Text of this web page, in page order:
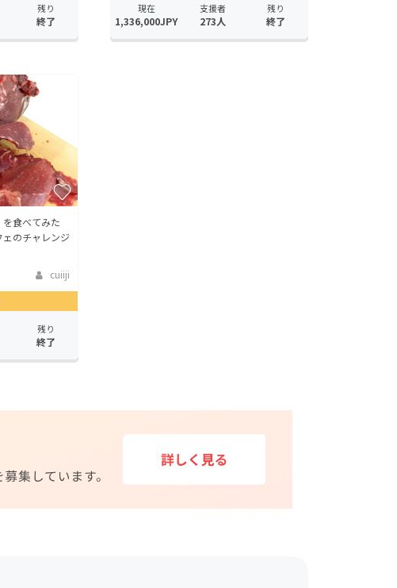
残り
終了
現在
1,336,000JPY
支援者
273人
残り
終了
食べてみた
のチャレンジ
cuiiji
残り
終了